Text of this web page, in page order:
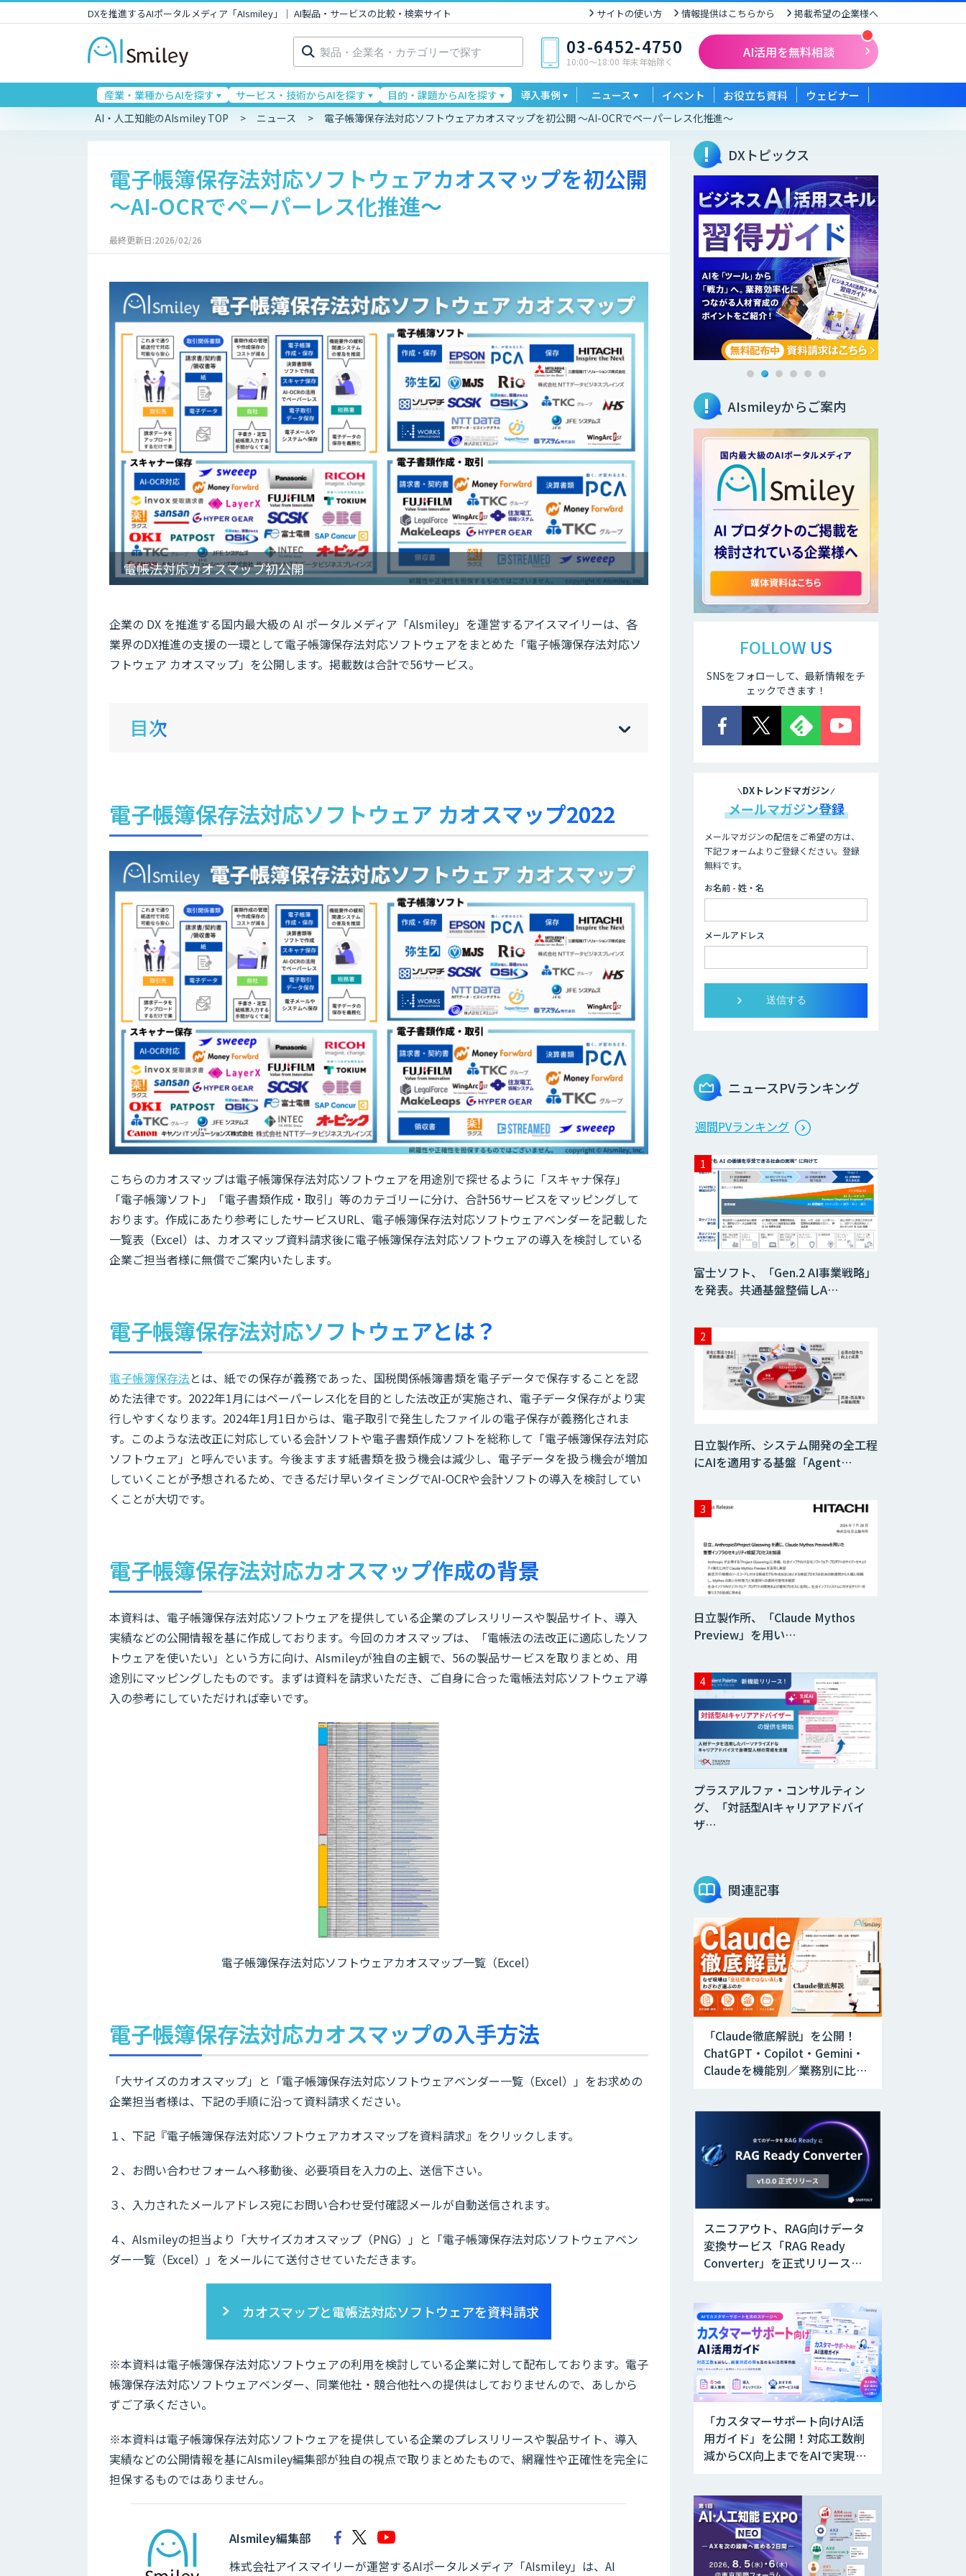
DXを推進するAIポータルメディア「AIsmiley」｜ AI製品・サービスの比較・検索サイト サイトの使い方 情報提供はこちらから 掲載希望の企業様へ
検
索: 03-6452-4750
10:00〜18:00 年末年始除く
AI活用を無料相談
産業・業種からAIを探す サービス・技術からAIを探す 目的・課題からAIを探す 導入事例 ニュース イベント お役立ち資料 ウェビナー
AI・人工知能のAIsmiley TOP ニュース 電子帳簿保存法対応ソフトウェアカオスマップを初公開 ～AI-OCRでペーパーレス化推進～
電子帳簿保存法対応ソフトウェアカオスマップを初公開
～AI-OCRでペーパーレス化推進～
最終更新日:2026/02/26
電帳法対応カオスマップ初公開
企業の DX を推進する国内最大級の AI ポータルメディア「AIsmiley」を運営するアイスマイリーは、各
業界のDX推進の支援の一環として電子帳簿保存法対応ソフトウェアをまとめた「電子帳簿保存法対応ソ
フトウェア カオスマップ」を公開します。掲載数は合計で56サービス。
目次 [hi
]
[sh
]
電子帳簿保存法対応ソフトウェア カオスマップ2022
こちらのカオスマップは電子帳簿保存法対応ソフトウェアを用途別で探せるように「スキャナ保存」
「電子帳簿ソフト」「電子書類作成・取引」等のカテゴリーに分け、合計56サービスをマッピングして
おります。作成にあたり参考にしたサービスURL、電子帳簿保存法対応ソフトウェアベンダーを記載した
一覧表（Excel）は、カオスマップ資料請求後に電子帳簿保存法対応ソフトウェアの導入を検討している
企業ご担当者様に無償でご案内いたします。
電子帳簿保存法対応ソフトウェアとは？
電子帳簿保存法とは、紙での保存が義務であった、国税関係帳簿書類を電子データで保存することを認
めた法律です。2022年1月にはペーパーレス化を目的とした法改正が実施され、電子データ保存がより実
行しやすくなります。2024年1月1日からは、電子取引で発生したファイルの電子保存が義務化されま
す。このような法改正に対応している会計ソフトや電子書類作成ソフトを総称して「電子帳簿保存法対応
ソフトウェア」と呼んでいます。今後ますます紙書類を扱う機会は減少し、電子データを扱う機会が増加
していくことが予想されるため、できるだけ早いタイミングでAI-OCRや会計ソフトの導入を検討してい
くことが大切です。
電子帳簿保存法対応カオスマップ作成の背景
本資料は、電子帳簿保存法対応ソフトウェアを提供している企業のプレスリリースや製品サイト、導入
実績などの公開情報を基に作成しております。今回のカオスマップは、「電帳法の法改正に適応したソフ
トウェアを使いたい」という方に向け、AIsmileyが独自の主観で、56の製品サービスを取りまとめ、用
途別にマッピングしたものです。まずは資料を請求いただき、ご自身に合った電帳法対応ソフトウェア導
入の参考にしていただければ幸いです。
電子帳簿保存法対応ソフトウェアカオスマップ一覧（Excel）
電子帳簿保存法対応カオスマップの入手方法
「大サイズのカオスマップ」と「電子帳簿保存法対応ソフトウェアベンダー一覧（Excel）」をお求めの
企業担当者様は、下記の手順に沿って資料請求ください。
１、下記『電子帳簿保存法対応ソフトウェアカオスマップを資料請求』をクリックします。
２、お問い合わせフォームへ移動後、必要項目を入力の上、送信下さい。
３、入力されたメールアドレス宛にお問い合わせ受付確認メールが自動送信されます。
４、AIsmileyの担当より「大サイズカオスマップ（PNG）」と「電子帳簿保存法対応ソフトウェアベン
ダー一覧（Excel）」をメールにて送付させていただきます。
カオスマップと電帳法対応ソフトウェアを資料請求
※本資料は電子帳簿保存法対応ソフトウェアの利用を検討している企業に対して配布しております。電子
帳簿保存法対応ソフトウェアベンダー、同業他社・競合他社への提供はしておりませんので、あしから
ずご了承ください。
※本資料は電子帳簿保存法対応ソフトウェアを提供している企業のプレスリリースや製品サイト、導入
実績などの公開情報を基にAIsmiley編集部が独自の視点で取りまとめたもので、網羅性や正確性を完全に
担保するものではありません。
AIsmiley編集部
株式会社アイスマイリーが運営するAIポータルメディア「AIsmiley」は、AI
DXトピックス
AIsmileyからご案内
FOLLOW US
SNSをフォローして、最新情報をチ
ェックできます！
DXトレンドマガジン
メールマガジン登録
メールマガジンの配信をご希望の方は、
下記フォームよりご登録ください。登録
無料です。
お名前 - 姓・名
メールアドレス
ニュースPVランキング
週間PVランキング
富士ソフト、「Gen.2 AI事業戦略」
を発表。共通基盤整備しA…
日立製作所、システム開発の全工程
にAIを適用する基盤「Agent…
日立製作所、「Claude Mythos
Preview」を用い…
プラスアルファ・コンサルティン
グ、「対話型AIキャリアアドバイ
ザ…
関連記事
「Claude徹底解説」を公開！
ChatGPT・Copilot・Gemini・
Claudeを機能別／業務別に比較
スニフアウト、RAG向けデータ
変換サービス「RAG Ready
Converter」を正式リリース。
「カスタマーサポート向けAI活
用ガイド」を公開！対応工数削
減からCX向上までをAIで実現す